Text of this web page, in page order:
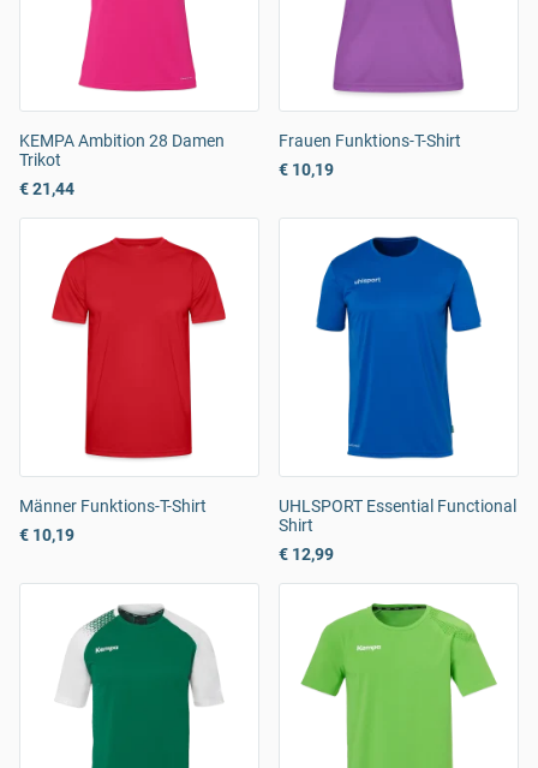
KEMPA Ambition 28 Damen
Trikot
€ 21,44
Frauen Funktions-T-Shirt
€ 10,19
Männer Funktions-T-Shirt
€ 10,19
UHLSPORT Essential Functional
Shirt
€ 12,99